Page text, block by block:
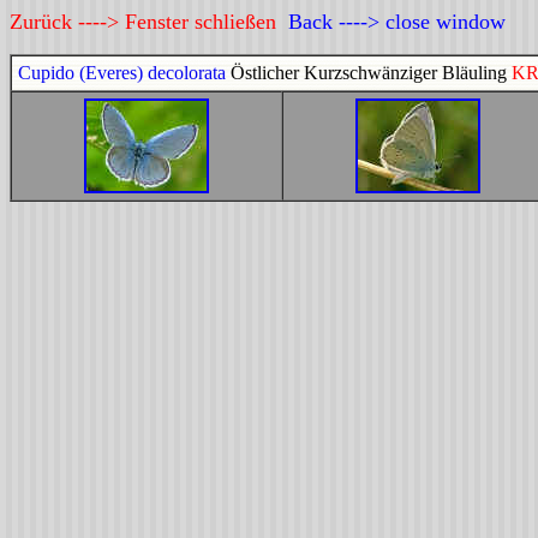
Zurück ----> Fenster schließen Back ----> close window
Cupido (Everes) decolorata Östlicher Kurzschwänziger Bläuling